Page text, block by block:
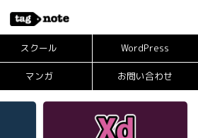
スクール WordPress
マンガ お問い合わせ